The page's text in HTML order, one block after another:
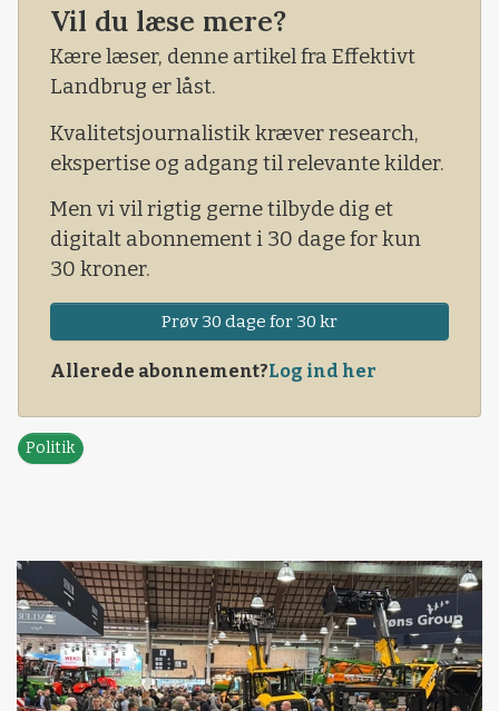
aktindsigt.
På baggrund af oplysningerne har
miljøministeren nu krævet en redegørelse fra
Miljøstyrelsen og orienteret Folketinget om
sagen.
Vil du læse mere?
Kære læser, denne artikel fra Effektivt
Landbrug er låst.
Kvalitetsjournalistik kræver research,
ekspertise og adgang til relevante kilder.
Men vi vil rigtig gerne tilbyde dig et
digitalt abonnement i 30 dage for kun
30 kroner.
Prøv 30 dage for 30 kr
Allerede abonnement?Log ind her
Politik